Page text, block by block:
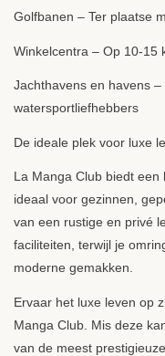
Golfbanen – Ter plaatse
Winkelcentra – Op 10-15
Jachthavens en havens
watersportliefhebbers
De ideale plek voor luxe
La Manga Club biedt een
ideaal voor gezinnen,
van een rustige en privé
faciliteiten, terwijl je
moderne gemakken.
Ervaar het luxe leven op
Manga Club. Mis deze
van de meest